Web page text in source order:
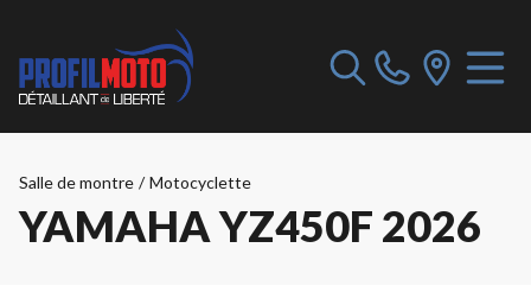
Salle de montre / Motocyclette
YAMAHA YZ450F 2026